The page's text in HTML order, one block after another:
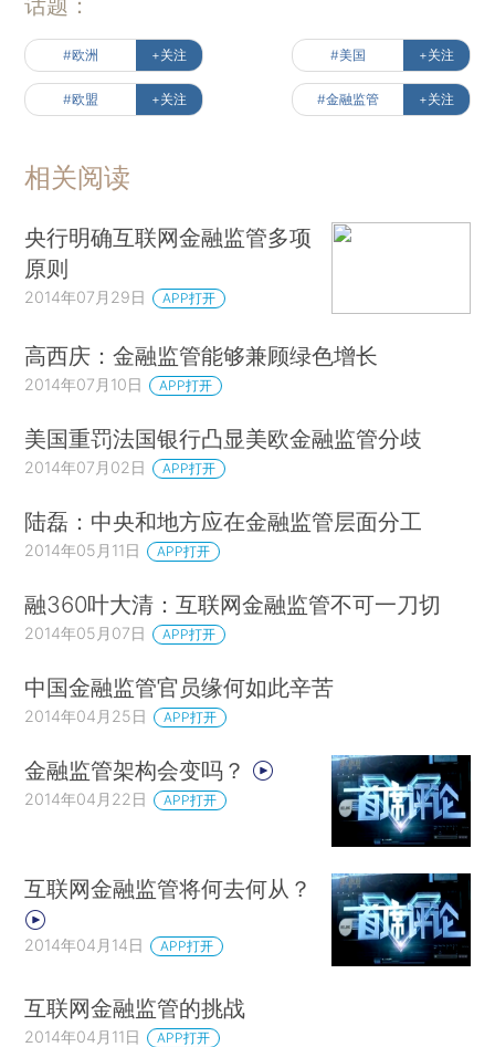
话题：
#欧洲 +关注 #美国 +关注
#欧盟 +关注 #金融监管 +关注
相关阅读
央行明确互联网金融监管多项
原则
2014年07月29日 APP打开
高西庆：金融监管能够兼顾绿色增长
2014年07月10日 APP打开
美国重罚法国银行凸显美欧金融监管分歧
2014年07月02日 APP打开
陆磊：中央和地方应在金融监管层面分工
2014年05月11日 APP打开
融360叶大清：互联网金融监管不可一刀切
2014年05月07日 APP打开
中国金融监管官员缘何如此辛苦
2014年04月25日 APP打开
金融监管架构会变吗？
2014年04月22日 APP打开
互联网金融监管将何去何从？
2014年04月14日 APP打开
互联网金融监管的挑战
2014年04月11日 APP打开